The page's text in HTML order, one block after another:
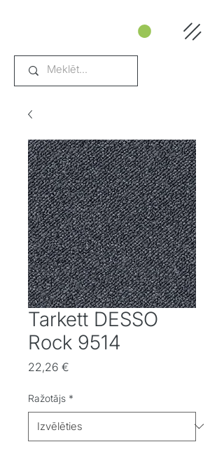
Tarkett DESSO
Rock 9514
22,26 €
Ražotājs *